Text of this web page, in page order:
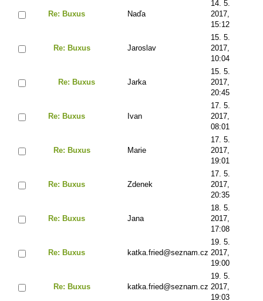
Re: Buxus Naďa
14. 5.
2017,
15:12
Re: Buxus Jaroslav
15. 5.
2017,
10:04
Re: Buxus Jarka
15. 5.
2017,
20:45
Re: Buxus Ivan
17. 5.
2017,
08:01
Re: Buxus Marie
17. 5.
2017,
19:01
Re: Buxus Zdenek
17. 5.
2017,
20:35
Re: Buxus Jana
18. 5.
2017,
17:08
Re: Buxus katka.fried@seznam.cz
19. 5.
2017,
19:00
Re: Buxus katka.fried@seznam.cz
19. 5.
2017,
19:03